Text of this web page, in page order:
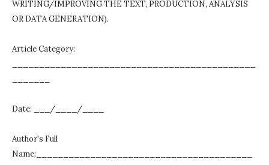
WRITING/IMPROVING THE TEXT, PRODUCTION, ANALYSIS
OR DATA GENERATION).
Article Category:
Date: ___/____/____
Author's Full
Name:________________________________________